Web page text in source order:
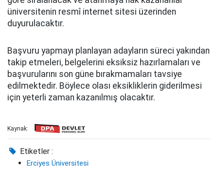
üniversitenin resmî internet sitesi üzerinden
duyurulacaktır.
Başvuru yapmayı planlayan adayların süreci yakından
takip etmeleri, belgelerini eksiksiz hazırlamaları ve
başvurularını son güne bırakmamaları tavsiye
edilmektedir. Böylece olası eksikliklerin giderilmesi
için yeterli zaman kazanılmış olacaktır.
Kaynak:
Etiketler :
Erciyes Üniversitesi